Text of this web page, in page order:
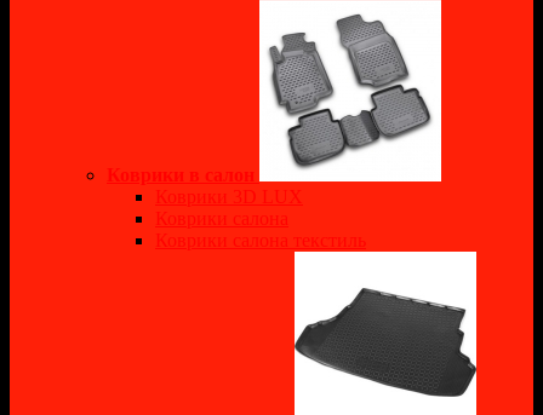
Коврики в салон
Коврики 3D LUX
Коврики салона
Коврики салона текстиль